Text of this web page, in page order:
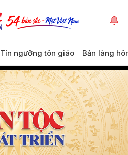
Tín ngưỡng tôn giáo Bản làng